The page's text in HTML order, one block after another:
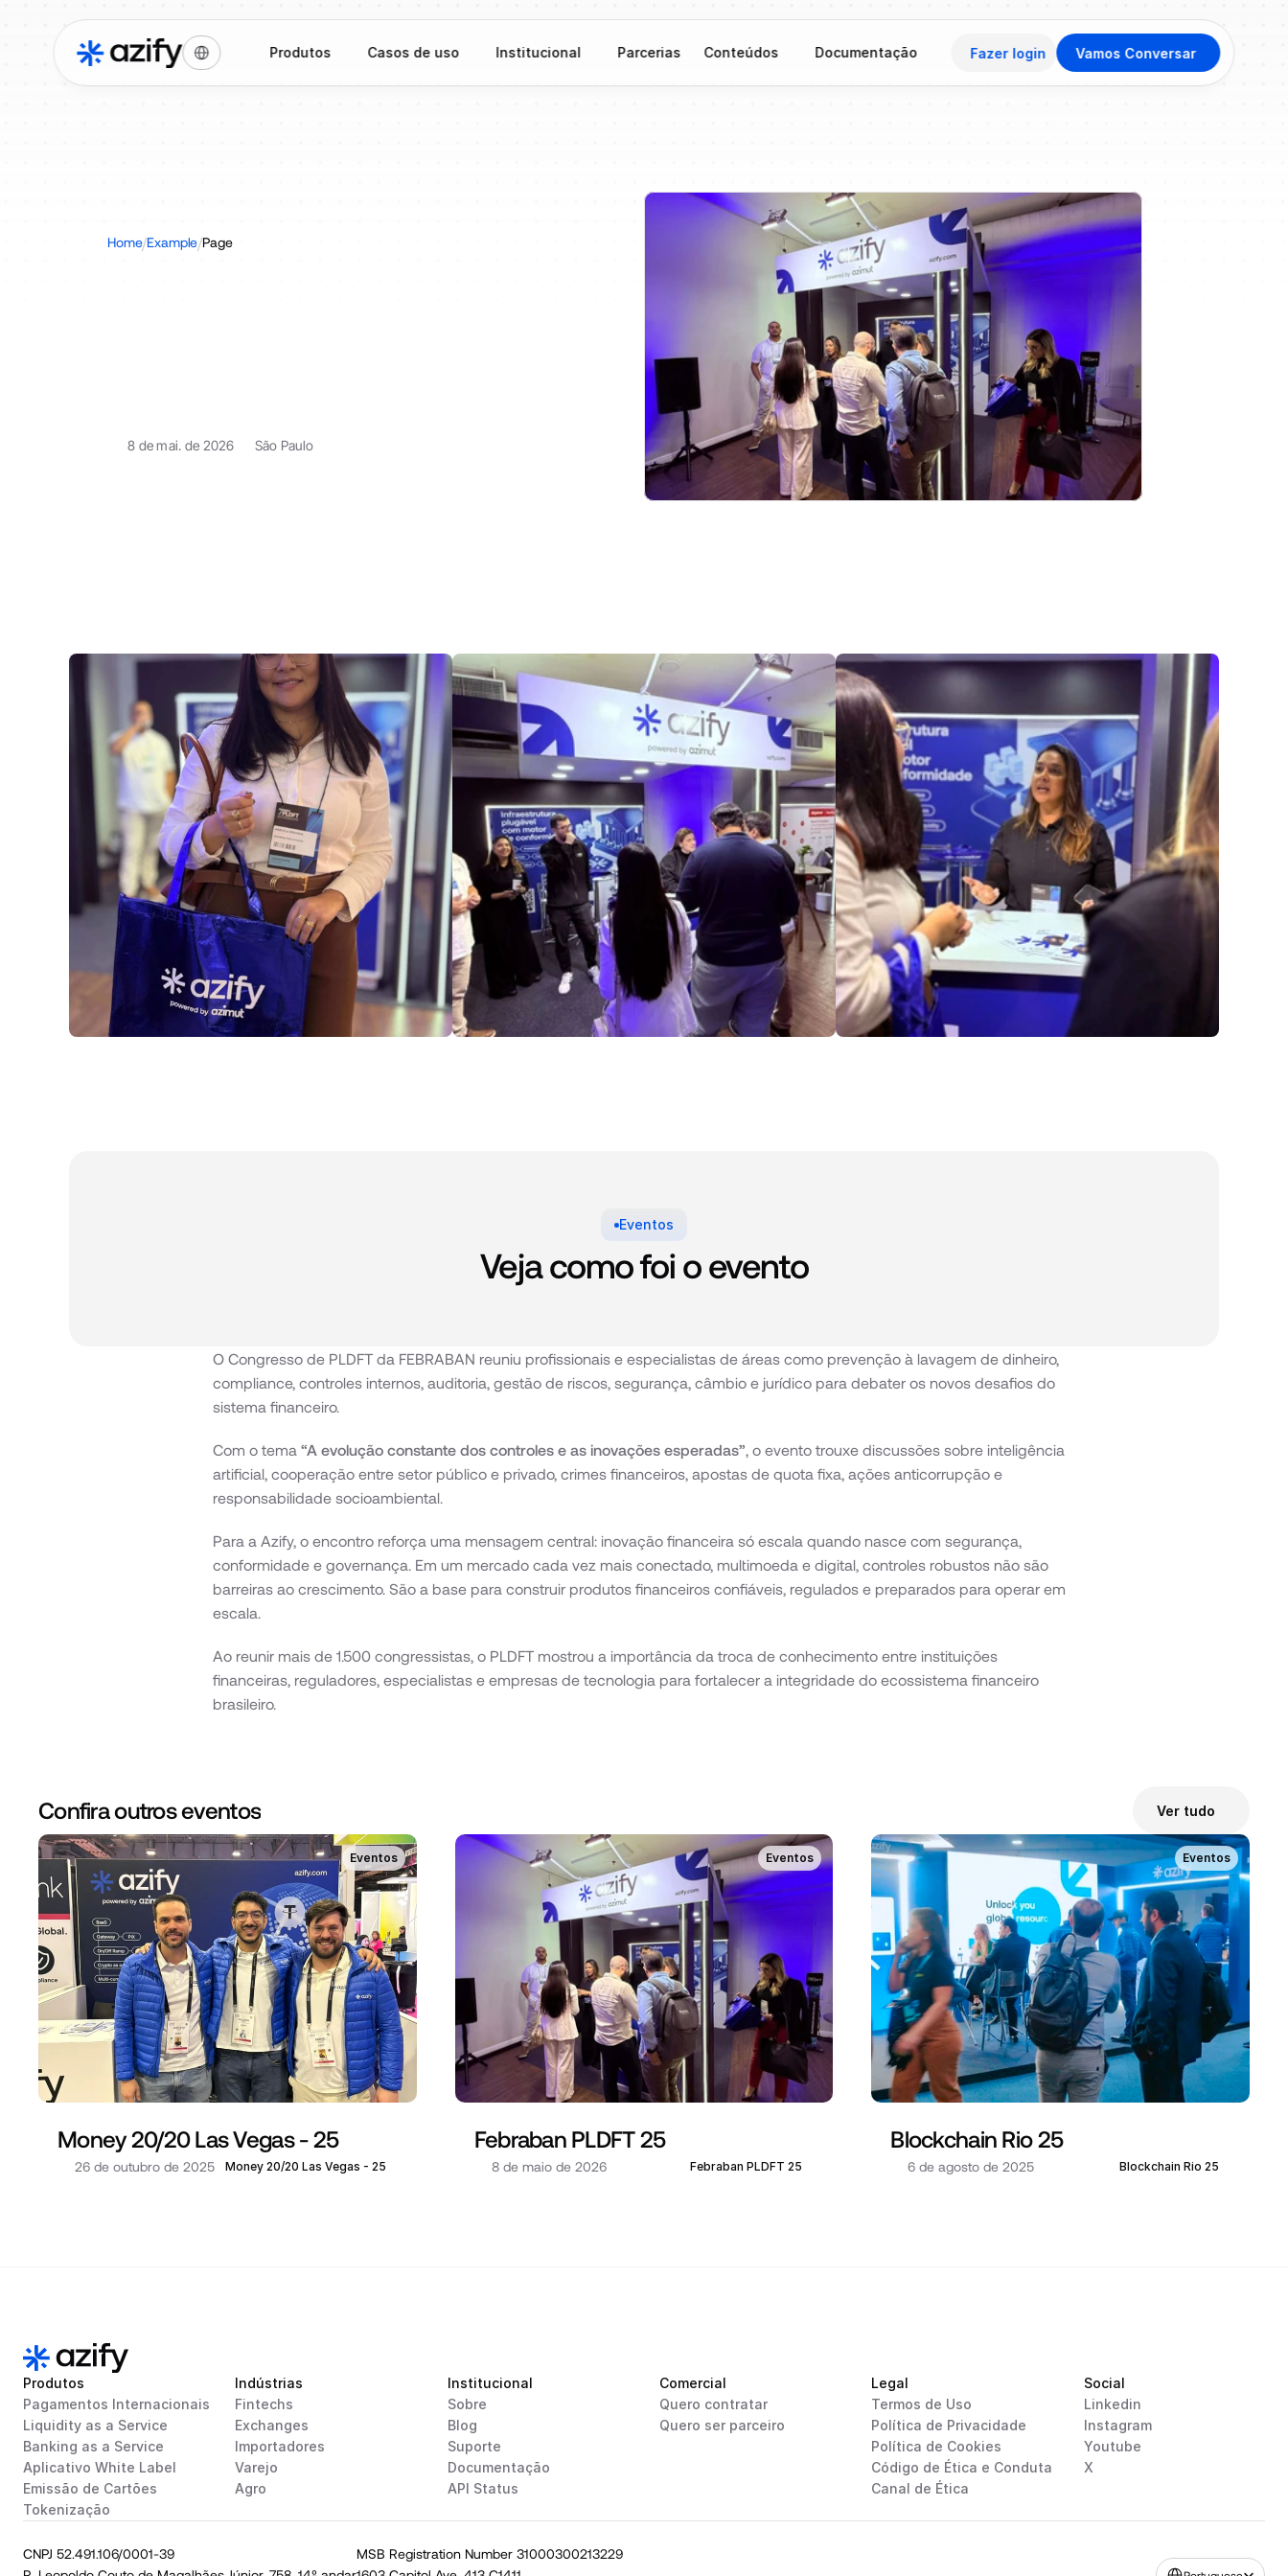
Select Language
Produtos Casos de uso Institucional Conteúdos
Parcerias Documentação Fazer login Vamos Conversar
Home/Example/Page
8 de mai. de 2026 São Paulo
Eventos
Veja como foi o evento
O Congresso de PLDFT da FEBRABAN reuniu profissionais e especialistas de áreas como prevenção à lavagem de dinheiro,
compliance, controles internos, auditoria, gestão de riscos, segurança, câmbio e jurídico para debater os novos desafios do
sistema financeiro.
Com o tema “A evolução constante dos controles e as inovações esperadas”, o evento trouxe discussões sobre inteligência
artificial, cooperação entre setor público e privado, crimes financeiros, apostas de quota fixa, ações anticorrupção e
responsabilidade socioambiental.
Para a Azify, o encontro reforça uma mensagem central: inovação financeira só escala quando nasce com segurança,
conformidade e governança. Em um mercado cada vez mais conectado, multimoeda e digital, controles robustos não são
barreiras ao crescimento. São a base para construir produtos financeiros confiáveis, regulados e preparados para operar em
escala.
Ao reunir mais de 1.500 congressistas, o PLDFT mostrou a importância da troca de conhecimento entre instituições
financeiras, reguladores, especialistas e empresas de tecnologia para fortalecer a integridade do ecossistema financeiro
brasileiro.
Confira outros eventos Ver tudo
Eventos
Money 20/20 Las Vegas - 25
26 de outubro de 2025 Money 20/20 Las Vegas - 25
Eventos
Febraban PLDFT 25
8 de maio de 2026 Febraban PLDFT 25
Eventos
Blockchain Rio 25
6 de agosto de 2025 Blockchain Rio 25
Produtos
Pagamentos Internacionais
Liquidity as a Service
Banking as a Service
Aplicativo White Label
Emissão de Cartões
Tokenização
Indústrias
Fintechs
Exchanges
Importadores
Varejo
Agro
Institucional
Sobre
Blog
Suporte
Documentação
API Status
Comercial
Quero contratar
Quero ser parceiro
Legal
Termos de Uso
Política de Privacidade
Política de Cookies
Código de Ética e Conduta
Canal de Ética
Social
Linkedin
Instagram
Youtube
X
CNPJ 52.491.106/0001-39
MSB Registration Number 31000300213229
Select Language